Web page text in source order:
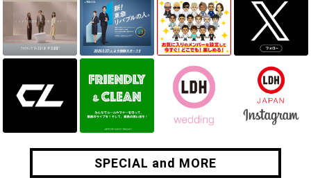
SPECIAL and MORE
SPECIAL and MORE